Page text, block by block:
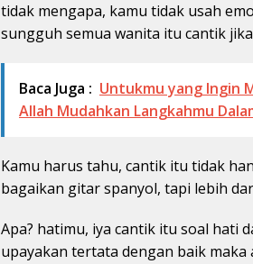
tidak mengapa, kamu tidak usah
sungguh semua wanita itu cantik
Baca Juga : Untukmu yang Ingin
Allah Mudahkan Langkahmu
Kamu harus tahu, cantik itu tidak
bagaikan gitar spanyol, tapi lebih
Apa? hatimu, iya cantik itu soal hati
upayakan tertata dengan baik